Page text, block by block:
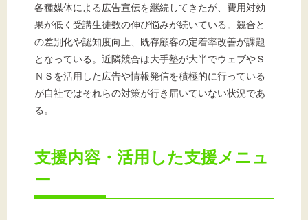
各種媒体による広告宣伝を継続してきたが、費用対効
果が低く受講生徒数の伸び悩みが続いている。競合と
の差別化や認知度向上、既存顧客の定着率改善が課題
となっている。近隣競合は大手塾が大半でウェブやＳ
ＮＳを活用した広告や情報発信を積極的に行っている
が自社ではそれらの対策が行き届いていない状況であ
る。
支援内容・活用した支援メニュ
ー